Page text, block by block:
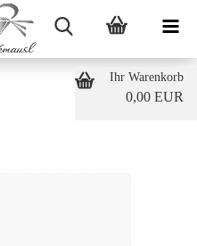
Ihr Warenkorb
0,00 EUR